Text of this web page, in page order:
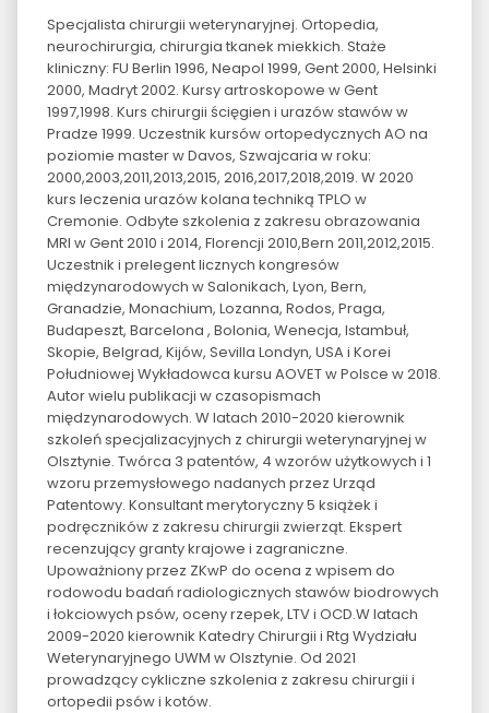
Specjalista chirurgii weterynaryjnej. Ortopedia,
neurochirurgia, chirurgia tkanek miekkich. Staże
kliniczny: FU Berlin 1996, Neapol 1999, Gent 2000, Helsinki
2000, Madryt 2002. Kursy artroskopowe w Gent
1997,1998. Kurs chirurgii ścięgien i urazów stawów w
Pradze 1999. Uczestnik kursów ortopedycznych AO na
poziomie master w Davos, Szwajcaria w roku:
2000,2003,2011,2013,2015, 2016,2017,2018,2019. W 2020
kurs leczenia urazów kolana techniką TPLO w
Cremonie. Odbyte szkolenia z zakresu obrazowania
MRI w Gent 2010 i 2014, Florencji 2010,Bern 2011,2012,2015.
Uczestnik i prelegent licznych kongresów
międzynarodowych w Salonikach, Lyon, Bern,
Granadzie, Monachium, Lozanna, Rodos, Praga,
Budapeszt, Barcelona , Bolonia, Wenecja, Istambuł,
Skopie, Belgrad, Kijów, Sevilla Londyn, USA i Korei
Południowej Wykładowca kursu AOVET w Polsce w 2018.
Autor wielu publikacji w czasopismach
międzynarodowych. W latach 2010-2020 kierownik
szkoleń specjalizacyjnych z chirurgii weterynaryjnej w
Olsztynie. Twórca 3 patentów, 4 wzorów użytkowych i 1
wzoru przemysłowego nadanych przez Urząd
Patentowy. Konsultant merytoryczny 5 książek i
podręczników z zakresu chirurgii zwierząt. Ekspert
recenzujący granty krajowe i zagraniczne.
Upoważniony przez ZKwP do ocena z wpisem do
rodowodu badań radiologicznych stawów biodrowych
i łokciowych psów, oceny rzepek, LTV i OCD.W latach
2009-2020 kierownik Katedry Chirurgii i Rtg Wydziału
Weterynaryjnego UWM w Olsztynie. Od 2021
prowadzący cykliczne szkolenia z zakresu chirurgii i
ortopedii psów i kotów.